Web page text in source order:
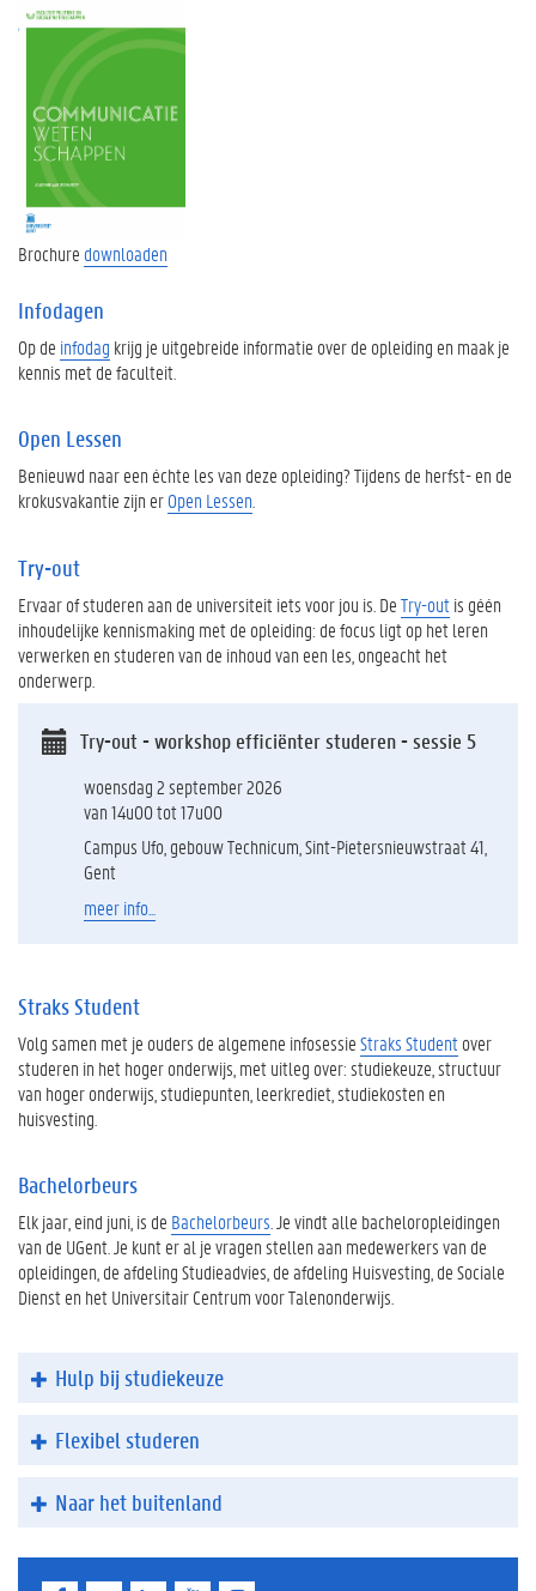
Brochure downloaden
Infodagen
Op de infodag krijg je uitgebreide informatie over de opleiding en maak je
kennis met de faculteit.
Open Lessen
Benieuwd naar een échte les van deze opleiding? Tijdens de herfst- en de
krokusvakantie zijn erOpen Lessen
Try-out
Ervaar of studeren aan de universiteit iets voor jou is. DeTry-outis géén
inhoudelijke kennismaking met de opleiding: de focus ligt op het leren
verwerken en studeren van de inhoud van een les, ongeacht het
onderwerp.
Try-out - workshop efficiënter studeren - sessie 5
woensdag 2 september 2026
van 14u00 tot 17u00
Campus Ufo, gebouw Technicum, Sint-Pietersnieuwstraat 41,
Gent
meer info...
Straks Student
Volg samen met je ouders de algemene infosessieStraks Studentover
studeren in het hoger onderwijs, met uitleg over: studiekeuze, structuur
van hoger onderwijs, studiepunten, leerkrediet, studiekosten en
huisvesting.
Bachelorbeurs
Elk jaar, eind juni, is de Bachelorbeurs . Je vindt alle bacheloropleidingen
van de UGent. Je kunt er al je vragen stellen aan medewerkers van de
opleidingen, de afdeling Studieadvies, de afdeling Huisvesting, de Sociale
Dienst en het Universitair Centrum voor Talenonderwijs.
Hulp bij studiekeuze
Flexibel studeren
Naar het buitenland